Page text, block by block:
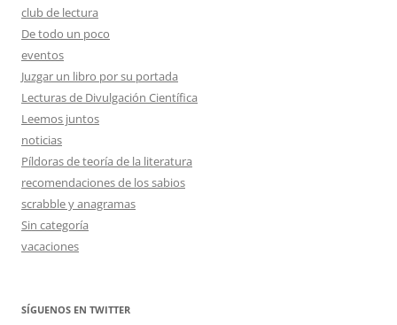
club de lectura
De todo un poco
eventos
Juzgar un libro por su portada
Lecturas de Divulgación Científica
Leemos juntos
noticias
Píldoras de teoría de la literatura
recomendaciones de los sabios
scrabble y anagramas
Sin categoría
vacaciones
SÍGUENOS EN TWITTER